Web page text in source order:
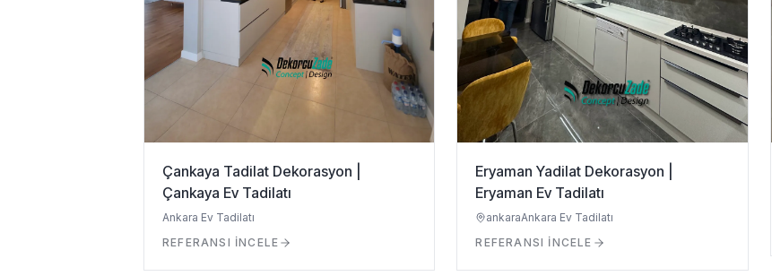
Çankaya Tadilat Dekorasyon |
Çankaya Ev Tadilatı
Ankara Ev Tadilatı
REFERANSI İNCELE
Eryaman Yadilat Dekorasyon |
Eryaman Ev Tadilatı
ankaraAnkara Ev Tadilatı
REFERANSI İNCELE